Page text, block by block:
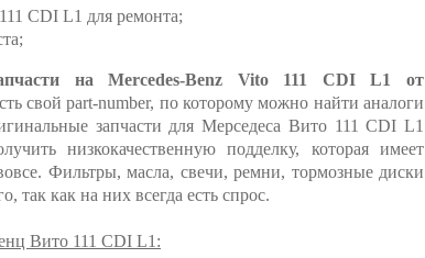
CDI L1 для ремонта;
на Mercedes-Benz Vito 111 CDI L1 от
свой part-number, по которому можно найти аналоги
запчасти для Мерседеса Вито 111 CDI L1
низкокачественную подделку, которая имеет
Фильтры, масла, свечи, ремни, тормозные диски
так как на них всегда есть спрос.
Вито 111 CDI L1: